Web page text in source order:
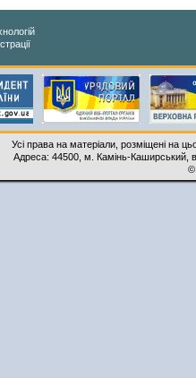
Усі права на матеріали, розміщені на
Адреса: 44500, м. Камінь-Каширський,
©